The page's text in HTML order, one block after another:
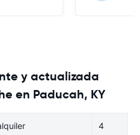
y actualizada
en Paducah, KY
4